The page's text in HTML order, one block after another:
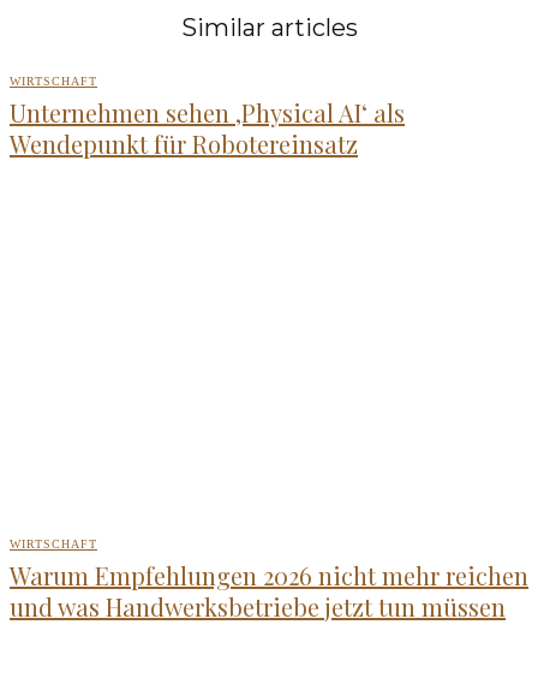
Similar articles
WIRTSCHAFT
Unternehmen sehen ‚Physical AI‘ als
Wendepunkt für Robotereinsatz
WIRTSCHAFT
Warum Empfehlungen 2026 nicht mehr reichen
und was Handwerksbetriebe jetzt tun müssen